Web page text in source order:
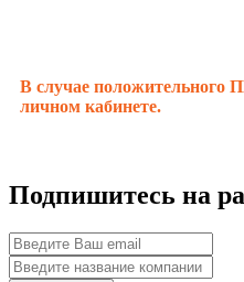
В случае положительного
личном кабинете.
Подпишитесь на